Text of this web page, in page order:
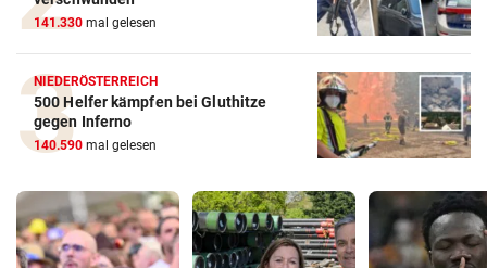
141.330 mal gelesen
NIEDERÖSTERREICH
500 Helfer kämpfen bei Gluthitze
gegen Inferno
140.590 mal gelesen